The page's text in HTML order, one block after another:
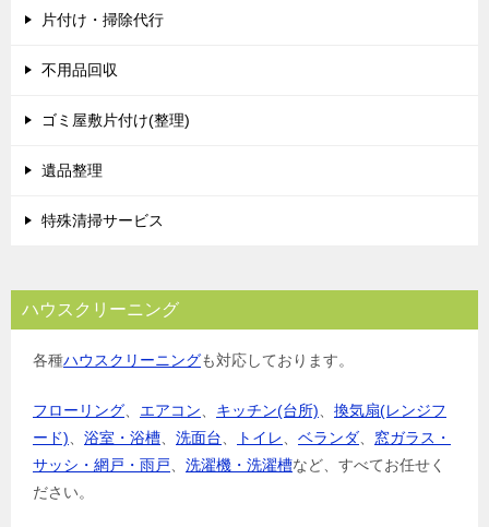
片付け・掃除代行
不用品回収
ゴミ屋敷片付け(整理)
遺品整理
特殊清掃サービス
ハウスクリーニング
各種ハウスクリーニングも対応しております。
フローリング エアコン キッチン(台所)
換気扇(レンジフ
ード)
浴室・浴槽 洗面台 トイレ ベランダ
窓ガラス・
サッシ・網戸・雨戸
洗濯機・洗濯槽など、すべてお任せく
ださい。